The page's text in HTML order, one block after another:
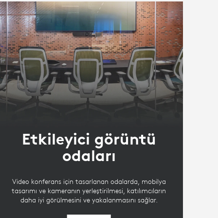
Etkileyici görüntü
odaları
Video konferans için tasarlanan odalarda, mobilya
tasarımı ve kameranın yerleştirilmesi, katılımcıların
daha iyi görülmesini ve yakalanmasını sağlar.